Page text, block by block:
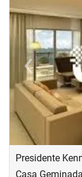
‹
Previous
Presidente
Casa